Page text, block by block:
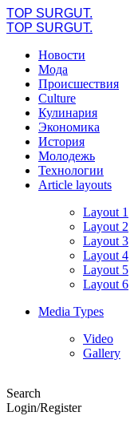
TOP SURGUT.
TOP SURGUT.
Новости
Мода
Происшествия
Culture
Кулинария
Экономика
История
Молодежь
Технологии
Article layouts
Layout 1
Layout 2
Layout 3
Layout 4
Layout 5
Layout 6
Media Types
Video
Gallery
Search
Login/Register